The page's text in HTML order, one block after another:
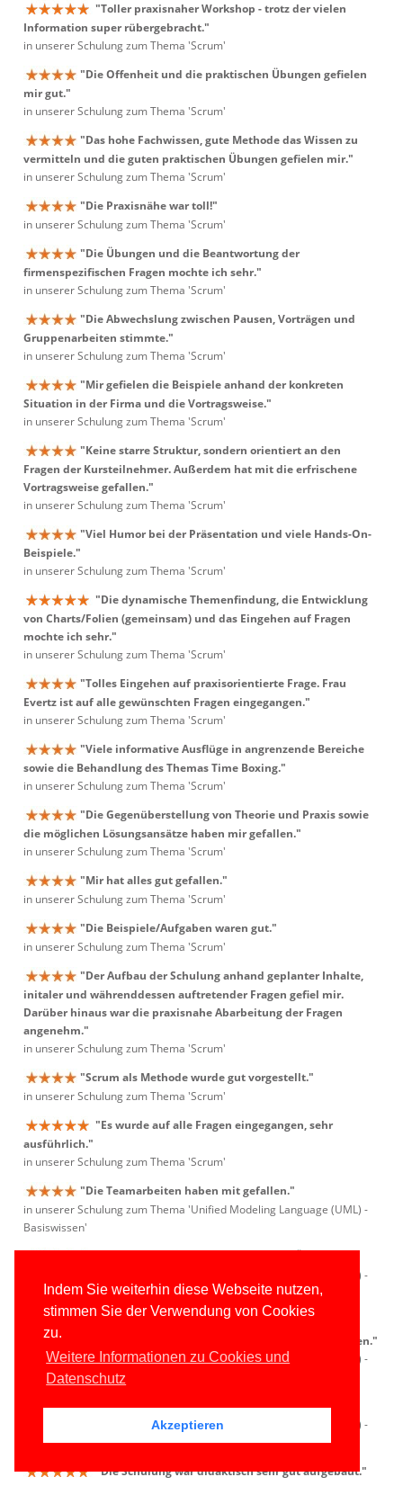
Indem Sie weiterhin diese Webseite nutzen,
stimmen Sie der Verwendung von Cookies
zu.
Weitere Informationen zu Cookies und
Datenschutz
Akzeptieren
"Toller praxisnaher Workshop - trotz der vielen
Information super rübergebracht."
in unserer Schulung zum Thema 'Scrum'
"Die Offenheit und die praktischen Übungen gefielen
mir gut."
in unserer Schulung zum Thema 'Scrum'
"Das hohe Fachwissen, gute Methode das Wissen zu
vermitteln und die guten praktischen Übungen gefielen mir."
in unserer Schulung zum Thema 'Scrum'
"Die Praxisnähe war toll!"
in unserer Schulung zum Thema 'Scrum'
"Die Übungen und die Beantwortung der
firmenspezifischen Fragen mochte ich sehr."
in unserer Schulung zum Thema 'Scrum'
"Die Abwechslung zwischen Pausen, Vorträgen und
Gruppenarbeiten stimmte."
in unserer Schulung zum Thema 'Scrum'
"Mir gefielen die Beispiele anhand der konkreten
Situation in der Firma und die Vortragsweise."
in unserer Schulung zum Thema 'Scrum'
"Keine starre Struktur, sondern orientiert an den
Fragen der Kursteilnehmer. Außerdem hat mit die erfrischene
Vortragsweise gefallen."
in unserer Schulung zum Thema 'Scrum'
"Viel Humor bei der Präsentation und viele Hands-On-
Beispiele."
in unserer Schulung zum Thema 'Scrum'
"Die dynamische Themenfindung, die Entwicklung
von Charts/Folien (gemeinsam) und das Eingehen auf Fragen
mochte ich sehr."
in unserer Schulung zum Thema 'Scrum'
"Tolles Eingehen auf praxisorientierte Frage. Frau
Evertz ist auf alle gewünschten Fragen eingegangen."
in unserer Schulung zum Thema 'Scrum'
"Viele informative Ausflüge in angrenzende Bereiche
sowie die Behandlung des Themas Time Boxing."
in unserer Schulung zum Thema 'Scrum'
"Die Gegenüberstellung von Theorie und Praxis sowie
die möglichen Lösungsansätze haben mir gefallen."
in unserer Schulung zum Thema 'Scrum'
"Mir hat alles gut gefallen."
in unserer Schulung zum Thema 'Scrum'
"Die Beispiele/Aufgaben waren gut."
in unserer Schulung zum Thema 'Scrum'
"Der Aufbau der Schulung anhand geplanter Inhalte,
initaler und währenddessen auftretender Fragen gefiel mir.
Darüber hinaus war die praxisnahe Abarbeitung der Fragen
angenehm."
in unserer Schulung zum Thema 'Scrum'
"Scrum als Methode wurde gut vorgestellt."
in unserer Schulung zum Thema 'Scrum'
"Es wurde auf alle Fragen eingegangen, sehr
ausführlich."
in unserer Schulung zum Thema 'Scrum'
"Die Teamarbeiten haben mit gefallen."
in unserer Schulung zum Thema 'Unified Modeling Language (UML) -
Basiswissen'
in unserer Schulung zum Thema 'Unified Modeling Language (UML) -
Basiswissen'
"Eine sehr informative Schulung. Theoretische
Themen wurden aufgelockert und sehr verständlich vorgetragen."
in unserer Schulung zum Thema 'Unified Modeling Language (UML) -
Basiswissen'
"Die Interaktivität des Workshops war gut."
in unserer Schulung zum Thema 'Unified Modeling Language (UML) -
Basiswissen'
"Die Schulung war didaktisch sehr gut aufgebaut."